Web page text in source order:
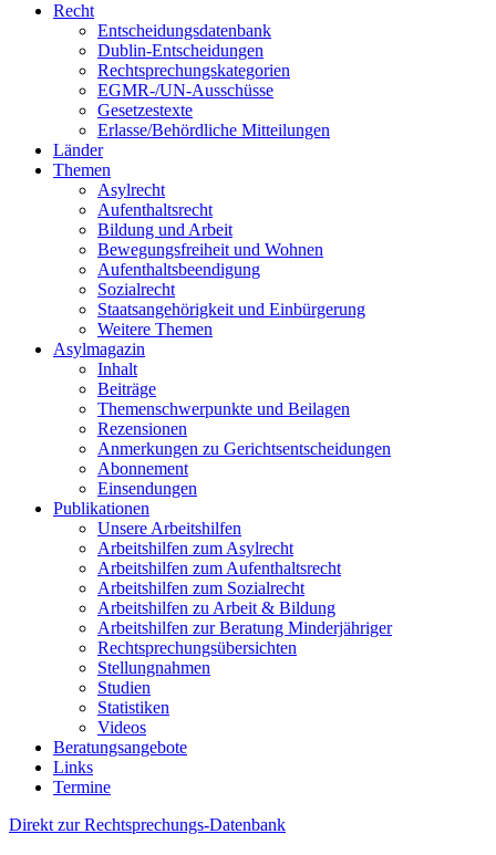
Recht
Entscheidungsdatenbank
Dublin-Entscheidungen
Rechtsprechungskategorien
EGMR-/UN-Ausschüsse
Gesetzestexte
Erlasse/Behördliche Mitteilungen
Länder
Themen
Asylrecht
Aufenthaltsrecht
Bildung und Arbeit
Bewegungsfreiheit und Wohnen
Aufenthaltsbeendigung
Sozialrecht
Staatsangehörigkeit und Einbürgerung
Weitere Themen
Asylmagazin
Inhalt
Beiträge
Themenschwerpunkte und Beilagen
Rezensionen
Anmerkungen zu Gerichtsentscheidungen
Abonnement
Einsendungen
Publikationen
Unsere Arbeitshilfen
Arbeitshilfen zum Asylrecht
Arbeitshilfen zum Aufenthaltsrecht
Arbeitshilfen zum Sozialrecht
Arbeitshilfen zu Arbeit & Bildung
Arbeitshilfen zur Beratung Minderjähriger
Rechtsprechungsübersichten
Stellungnahmen
Studien
Statistiken
Videos
Beratungsangebote
Links
Termine
Direkt zur Rechtsprechungs-Datenbank